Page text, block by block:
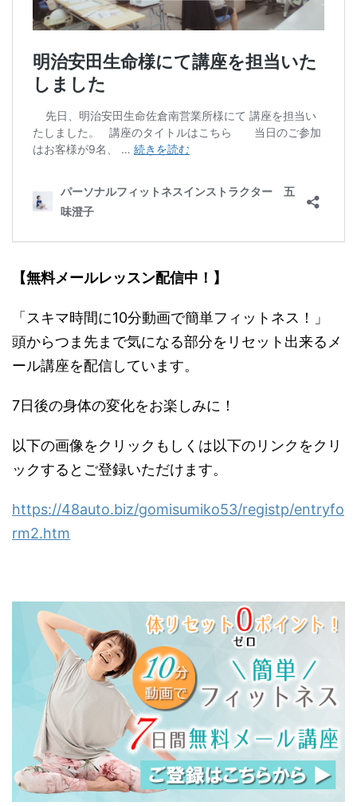
【無料メールレッスン配信中！】
「スキマ時間に10分動画で簡単フィットネス！」
頭からつま先まで気になる部分をリセット出来るメ
ール講座を配信しています。
7日後の身体の変化をお楽しみに！
以下の画像をクリックもしくは以下のリンクをクリ
ックするとご登録いただけます。
https://48auto.biz/gomisumiko53/registp/entryfo
rm2.htm